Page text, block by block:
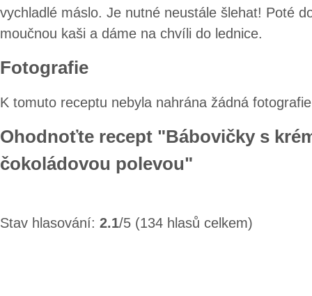
vychladlé máslo. Je nutné neustále šlehat! Poté
moučnou kaši a dáme na chvíli do lednice.
Fotografie
K tomuto receptu nebyla nahrána žádná
Ohodnoťte recept "Bábovičky s
čokoládovou polevou"
Stav hlasování: 2.1/5 (134 hlasů celkem)